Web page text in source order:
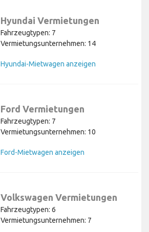
Hyundai Vermietungen
Fahrzeugtypen: 7
Vermietungsunternehmen: 14
Hyundai-Mietwagen anzeigen
Ford Vermietungen
Fahrzeugtypen: 7
Vermietungsunternehmen: 10
Ford-Mietwagen anzeigen
Volkswagen Vermietungen
Fahrzeugtypen: 6
Vermietungsunternehmen: 7